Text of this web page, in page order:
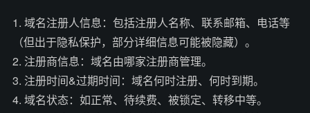
1. 域名注册人信息：包括注册人名称、联系邮箱、电话等
（但出于隐私保护，部分详细信息可能被隐藏）。
2. 注册商信息：域名由哪家注册商管理。
3. 注册时间&过期时间：域名何时注册、何时到期。
4. 域名状态：如正常、待续费、被锁定、转移中等。